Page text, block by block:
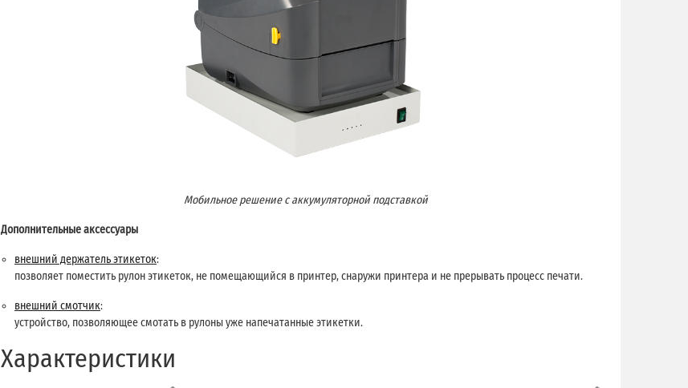
Мобильное решение с аккумуляторной подставкой
Дополнительные аксессуары
внешний держатель этикеток:
позволяет поместить рулон этикеток, не помещающийся в принтер, снаружи принтера и не прерывать процесс печати.
внешний смотчик:
устройство, позволяющее смотать в рулоны уже напечатанные этикетки.
Характеристики